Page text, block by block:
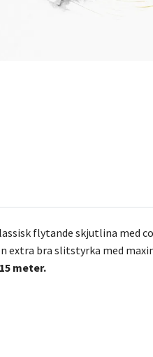
flytande skjutlina med
extra bra slitstyrka med
meter.